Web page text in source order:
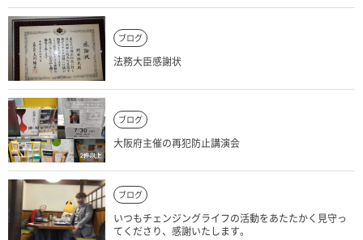
ブログ
法務大臣感謝状
ブログ
大阪府主催の再犯防止講演会
ブログ
いつもチェンジングライフの活動をあたたかく見守っ
てくださり、感謝いたします。